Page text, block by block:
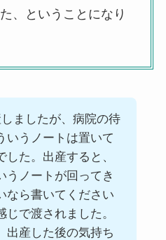
、ということになり
ましたが、病院の待
いうノートは置いて
した。出産すると、
うノートが回ってき
なら書いてください
じで渡されました。
出産した後の気持ち